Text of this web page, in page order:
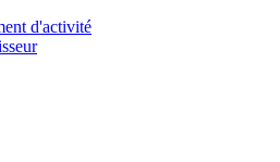
d'activité